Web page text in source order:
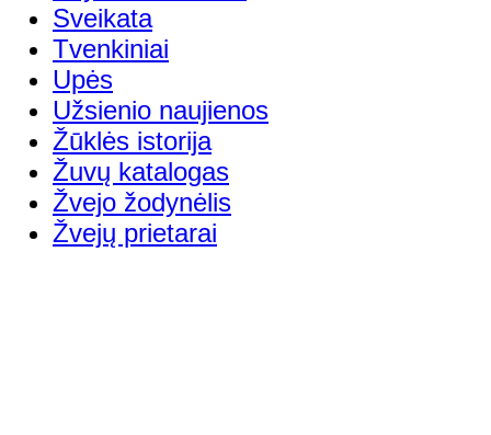
Sveikata
Tvenkiniai
Upės
Užsienio naujienos
Žūklės istorija
Žuvų katalogas
Žvejo žodynėlis
Žvejų prietarai